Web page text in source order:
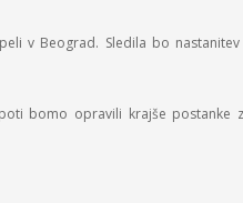
v Beograd. Sledila bo
bomo opravili krajše postanke